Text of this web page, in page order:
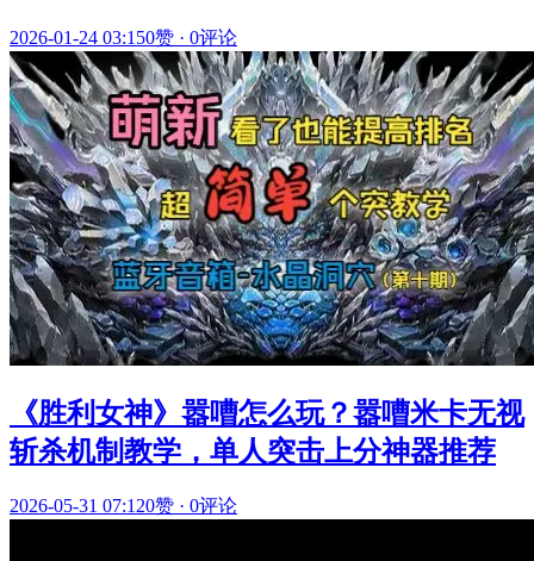
2026-01-24 03:150赞 · 0评论
《胜利女神》嚣嘈怎么玩？嚣嘈米卡无视
斩杀机制教学，单人突击上分神器推荐
2026-05-31 07:120赞 · 0评论